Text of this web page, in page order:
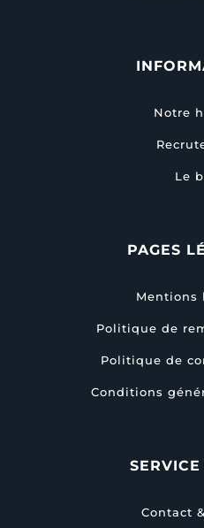
Notre
Le
PAGES
Mentions
Politique de
Politique de
Conditions
Contact